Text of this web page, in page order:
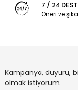
7 / 24
Öneri ve
Kampanya, duyuru,
olmak istiyorum.